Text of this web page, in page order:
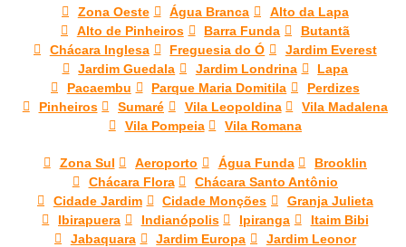
Zona Oeste Água Branca
Alto da Lapa
Alto de Pinheiros
Barra Funda
Butantã
Chácara Inglesa
Freguesia do Ó
Jardim Everest
Jardim Guedala
Jardim Londrina
Lapa
Pacaembu
Parque Maria Domitila
Perdizes
Pinheiros
Sumaré Vila Leopoldina
Vila Madalena
Vila Pompeia
Vila Romana
Zona Sul Aeroporto Água Funda
Brooklin
Chácara Flora
Chácara Santo Antônio
Cidade Jardim
Cidade Monções
Granja Julieta
Ibirapuera
Indianópolis Ipiranga
Itaim Bibi
Jabaquara
Jardim Europa
Jardim Leonor